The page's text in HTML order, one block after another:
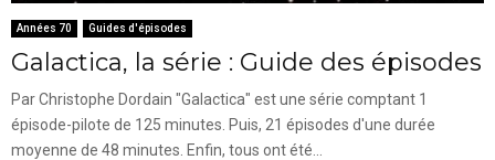
Années 70 Guides d'épisodes
Galactica, la série : Guide des épisodes
Par Christophe Dordain "Galactica" est une série comptant 1
épisode-pilote de 125 minutes. Puis, 21 épisodes d'une durée
moyenne de 48 minutes. Enfin, tous ont été...